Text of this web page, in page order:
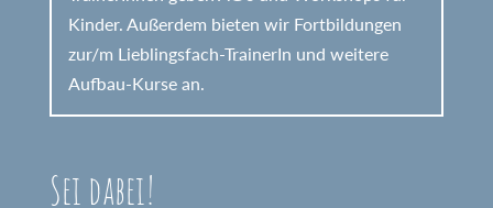
Kinder. Außerdem bieten wir Fortbildungen
zur/m Lieblingsfach-TrainerIn und weitere
Aufbau-Kurse an.
Sei dabei!